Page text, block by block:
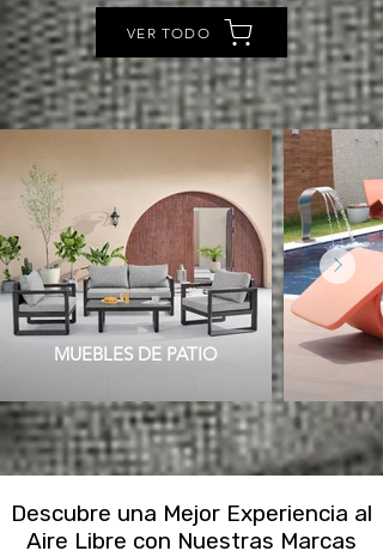
VER TODO
MUEBLES DE PATIO
Descubre una Mejor Experiencia al
Aire Libre con Nuestras Marcas